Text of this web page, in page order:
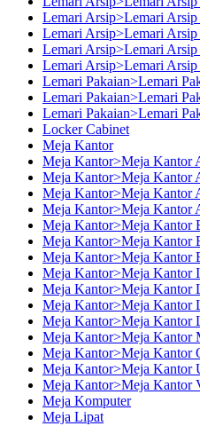
Lemari Arsip>Lemari
Lemari Arsip>Lemari
Lemari Arsip>Lemari Arsip
Lemari Arsip>Lemari
Lemari Pakaian>Lemari
Lemari Pakaian>Lemari
Lemari Pakaian>Lemari
Locker Cabinet
Meja Kantor
Meja Kantor>Meja Kantor
Meja Kantor>Meja Kantor
Meja Kantor>Meja Kantor
Meja Kantor>Meja Kantor
Meja Kantor>Meja Kantor
Meja Kantor>Meja Kantor
Meja Kantor>Meja Kantor
Meja Kantor>Meja Kantor
Meja Kantor>Meja Kantor
Meja Kantor>Meja Kantor
Meja Kantor>Meja Kantor
Meja Kantor>Meja Kantor
Meja Kantor>Meja Kantor
Meja Kantor>Meja Kantor
Meja Kantor>Meja Kantor
Meja Komputer
Meja Lipat